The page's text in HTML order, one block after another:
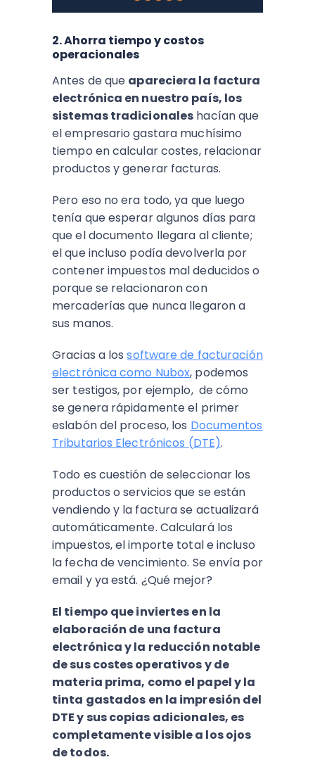
2. Ahorra tiempo y costos
operacionales
Antes de que apareciera la factura
electrónica en nuestro país, los
sistemas tradicionales hacían que
el empresario gastara muchísimo
tiempo en calcular costes, relacionar
productos y generar facturas.
Pero eso no era todo, ya que luego
tenía que esperar algunos días para
que el documento llegara al cliente;
el que incluso podía devolverla por
contener impuestos mal deducidos o
porque se relacionaron con
mercaderías que nunca llegaron a
sus manos.
Gracias a lossoftware de facturación
electrónica como Nubox, podemos
ser testigos, por ejemplo, de cómo
se genera rápidamente el primer
eslabón del proceso, los Documentos
Tributarios Electrónicos (DTE).
Todo es cuestión de seleccionar los
productos o servicios que se están
vendiendo y la factura se actualizará
automáticamente. Calculará los
impuestos, el importe total e incluso
la fecha de vencimiento. Se envía por
email y ya está. ¿Qué mejor?
El tiempo que inviertes en la
elaboración de una factura
electrónica y la reducción notable
de sus costes operativos y de
materia prima, como el papel y la
tinta gastados en la impresión del
DTE y sus copias adicionales, es
completamente visible a los ojos
de todos.